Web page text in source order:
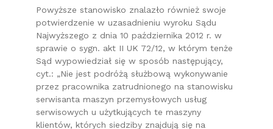
Powyższe stanowisko znalazło również swoje
potwierdzenie w uzasadnieniu wyroku Sądu
Najwyższego z dnia 10 października 2012 r. w
sprawie o sygn. akt II UK 72/12, w którym tenże
Sąd wypowiedział się w sposób następujący,
cyt.: „Nie jest podróżą służbową wykonywanie
przez pracownika zatrudnionego na stanowisku
serwisanta maszyn przemysłowych usług
serwisowych u użytkujących te maszyny
klientów, których siedziby znajdują się na